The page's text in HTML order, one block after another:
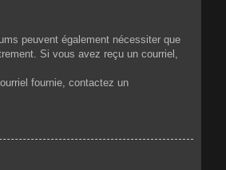
peuvent également nécessiter que
Si vous avez reçu un courriel,
fournie, contactez un